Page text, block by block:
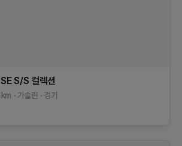
SES/S 컬렉션
km 가솔린 경기